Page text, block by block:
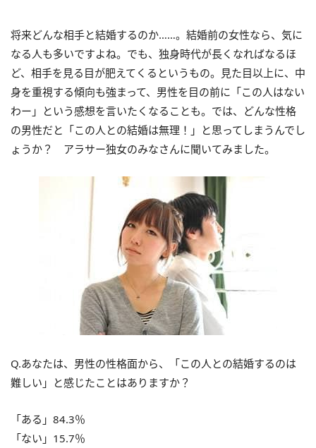
将来どんな相手と結婚するのか……。結婚前の女性なら、気に
なる人も多いですよね。でも、独身時代が長くなればなるほ
ど、相手を見る目が肥えてくるというもの。見た目以上に、中
身を重視する傾向も強まって、男性を目の前に「この人はない
わー」という感想を言いたくなることも。では、どんな性格
の男性だと「この人との結婚は無理！」と思ってしまうんでし
ょうか？ アラサー独女のみなさんに聞いてみました。
Q.あなたは、男性の性格面から、「この人との結婚するのは
難しい」と感じたことはありますか？
「ある」84.3％
「ない」15.7％